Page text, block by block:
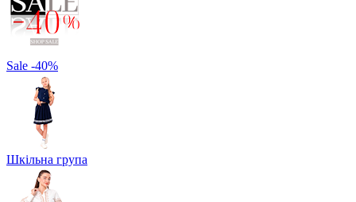
Sale -40%
Шкільна група